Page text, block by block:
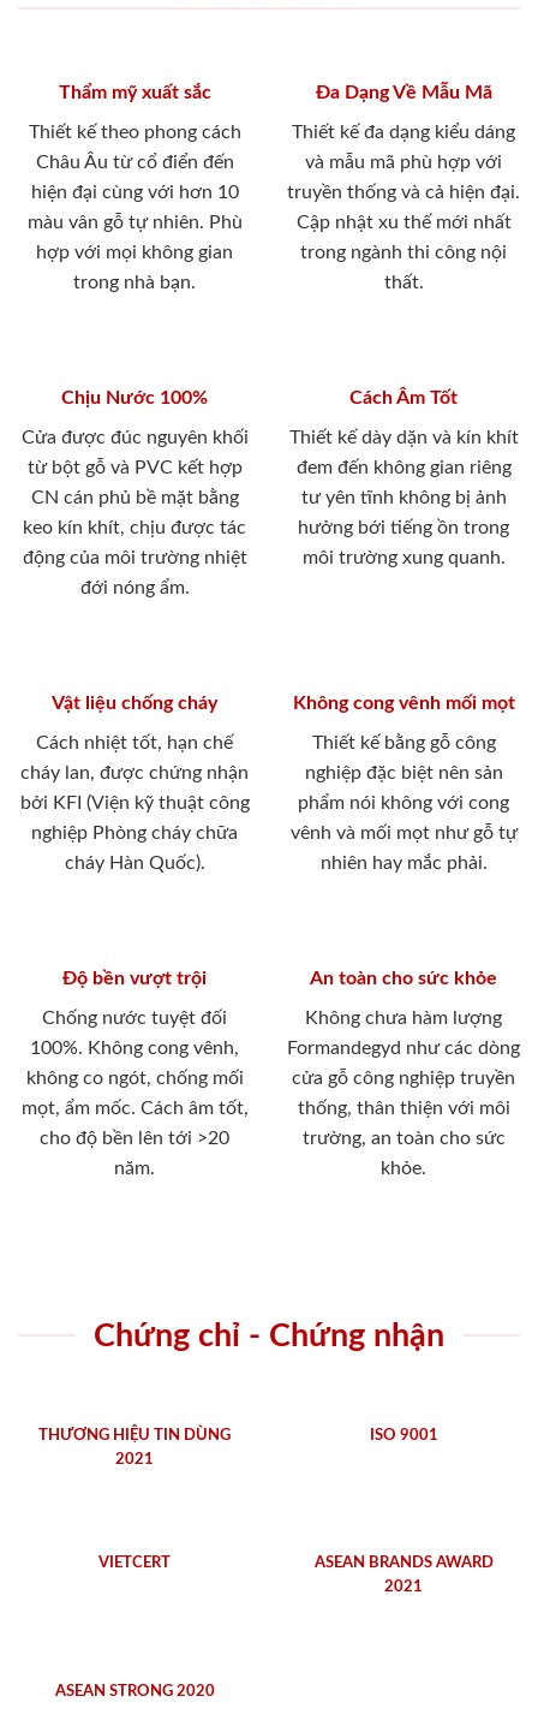
Thẩm mỹ xuất sắc
Thiết kế theo phong cách
Châu Âu từ cổ điển đến
hiện đại cùng với hơn 10
màu vân gỗ tự nhiên. Phù
hợp với mọi không gian
trong nhà bạn.
Đa Dạng Về Mẫu Mã
Thiết kế đa dạng kiểu dáng
và mẫu mã phù hợp với
truyền thống và cả hiện đại.
Cập nhật xu thế mới nhất
trong ngành thi công nội
thất.
Chịu Nước 100%
Cửa được đúc nguyên khối
từ bột gỗ và PVC kết hợp
CN cán phủ bề mặt bằng
keo kín khít, chịu được tác
động của môi trường nhiệt
đới nóng ẩm.
Cách Âm Tốt
Thiết kế dày dặn và kín khít
đem đến không gian riêng
tư yên tĩnh không bị ảnh
hưởng bới tiếng ồn trong
môi trường xung quanh.
Vật liệu chống cháy
Cách nhiệt tốt, hạn chế
cháy lan, được chứng nhận
bởi KFI (Viện kỹ thuật công
nghiệp Phòng cháy chữa
cháy Hàn Quốc).
Không cong vênh mối mọt
Thiết kế bằng gỗ công
nghiệp đặc biệt nên sản
phẩm nói không với cong
vênh và mối mọt như gỗ tự
nhiên hay mắc phải.
Độ bền vượt trội
Chống nước tuyệt đối
100%. Không cong vênh,
không co ngót, chống mối
mọt, ẩm mốc. Cách âm tốt,
cho độ bền lên tới >20
năm.
An toàn cho sức khỏe
Không chưa hàm lượng
Formandegyd như các dòng
cửa gỗ công nghiệp truyền
thống, thân thiện với môi
trường, an toàn cho sức
khỏe.
Chứng chỉ - Chứng nhận
THƯƠNG HIỆU TIN DÙNG
2021
ISO 9001
VIETCERT
ASEAN BRANDS AWARD
2021
ASEAN STRONG 2020